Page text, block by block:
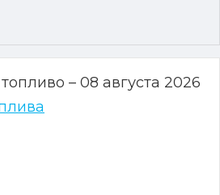
– 08 августа 2026